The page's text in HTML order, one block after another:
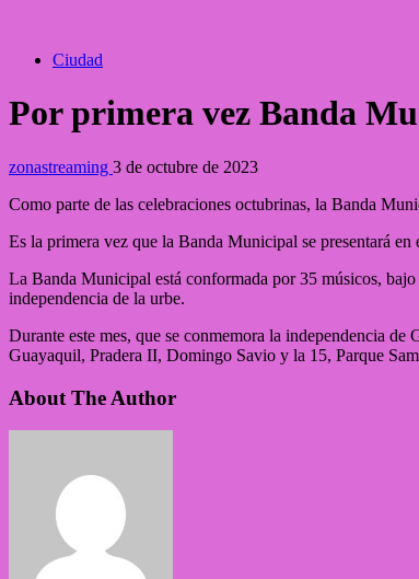
Ciudad
Por primera vez Banda
zonastreaming 3 de octubre de 2023
Como parte de las celebraciones octubrinas, la Banda
Es la primera vez que la Banda Municipal se presentará
La Banda Municipal está conformada por 35 músicos,
independencia de la urbe.
Durante este mes, que se conmemora la independencia
Guayaquil, Pradera II, Domingo Savio y la 15, Parque
About The Author